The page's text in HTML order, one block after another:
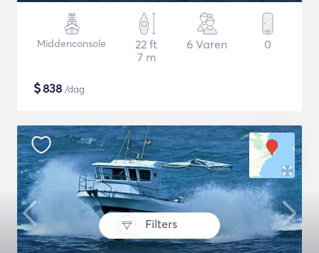
Filters
Middenconsole
22 ft
7 m
6 Varen 0
$838 /dag